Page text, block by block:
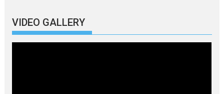
VIDEO GALLERY